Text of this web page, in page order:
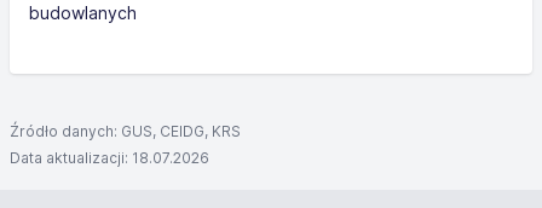
budowlanych
Źródło danych: GUS, CEIDG, KRS
Data aktualizacji: 18.07.2026